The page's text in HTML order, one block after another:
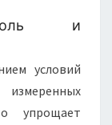
и
условий
упрощает